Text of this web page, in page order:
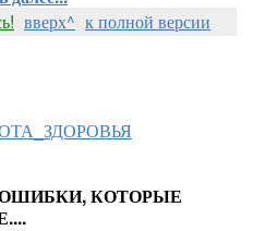
вверх^ к полной версии
КОТОРЫЕ